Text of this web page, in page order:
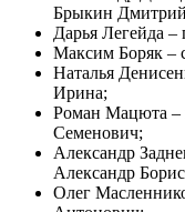
Брыкин
Дарья Легейда
Максим Боряк –
Наталья
Ирина;
Роман Мацюта –
Семенович;
Александр
Александр
Олег